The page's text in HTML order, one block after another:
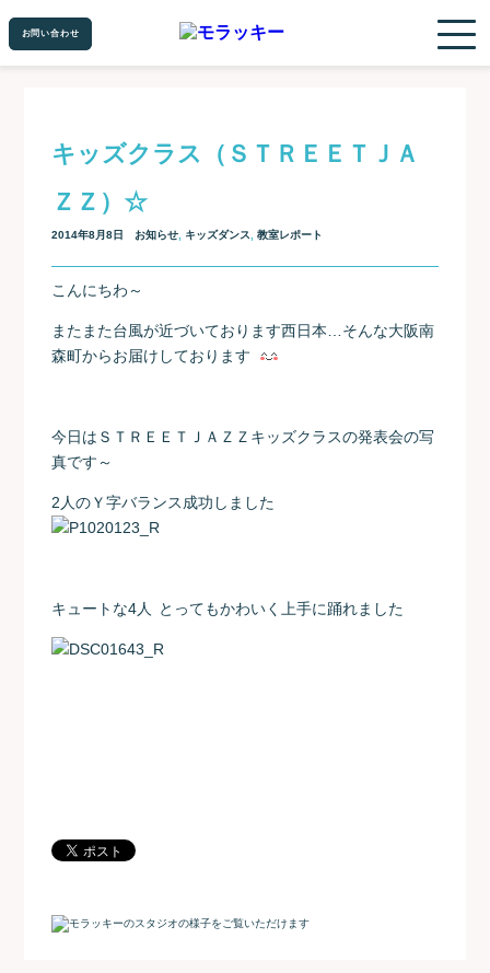
お問い合わせ
お問い合わせ
キッズクラス（ＳＴＲＥＥＴＪＡ
ＺＺ）☆
2014年8月8日 お知らせ キッズダンス ,教室レポート
こんにちわ～
またまた台風が近づいております西日本…そんな大阪南
森町からお届けしております
今日はＳＴＲＥＥＴＪＡＺＺキッズクラスの発表会の写
真です～
2人のＹ字バランス成功しました
キュートな4人 とってもかわいく上手に踊れました